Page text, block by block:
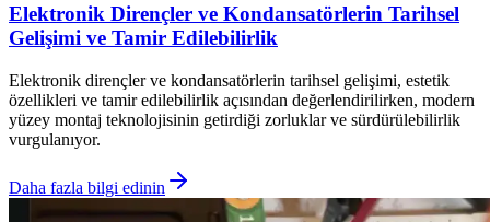
Elektronik Dirençler ve Kondansatörlerin Tarihsel
Gelişimi ve Tamir Edilebilirlik
Elektronik dirençler ve kondansatörlerin tarihsel gelişimi, estetik
özellikleri ve tamir edilebilirlik açısından değerlendirilirken, modern
yüzey montaj teknolojisinin getirdiği zorluklar ve sürdürülebilirlik
vurgulanıyor.
Daha fazla bilgi edinin